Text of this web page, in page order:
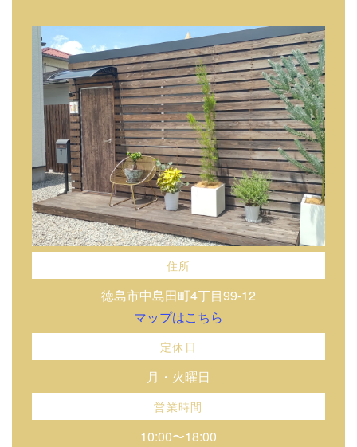
住所
徳島市中島田町4丁目99-12
マップはこちら
定休日
月・火曜日
営業時間
10:00〜18:00